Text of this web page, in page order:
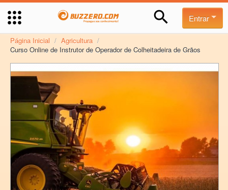
Entrar
Página Inicial / Agricultura /
Curso Online de Instrutor de Operador de Colheitadeira de Grãos